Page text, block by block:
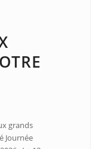
grands
Journée